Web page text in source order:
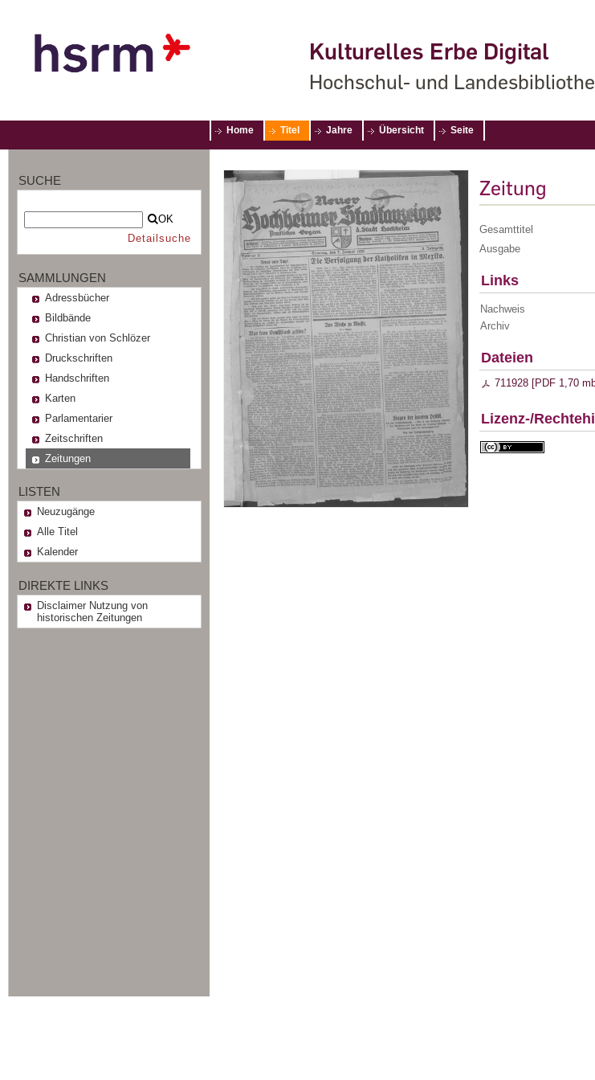
Kulturelles Erbe Digital
Hochschul- und
Home Titel Jahre Übersicht Seite
SUCHE
OK
Detailsuche
SAMMLUNGEN
Adressbücher
Bildbände
Christian von Schlözer
Druckschriften
Handschriften
Karten
Parlamentarier
Zeitschriften
Zeitungen
LISTEN
Neuzugänge
Alle Titel
Kalender
DIREKTE LINKS
Disclaimer Nutzung von
historischen Zeitungen
Zeitung
Gesamttitel
Ausgabe
Links
Nachweis
Archiv
Dateien
711928 [PDF 1,70
Lizenz-/